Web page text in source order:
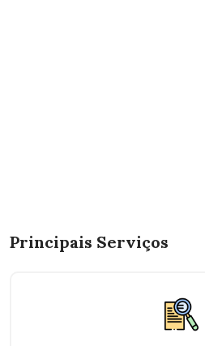
Principais Serviços